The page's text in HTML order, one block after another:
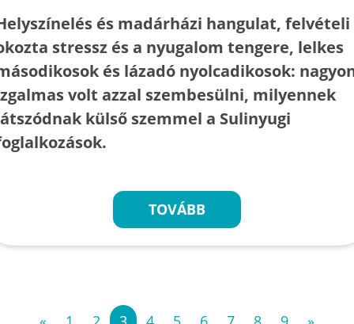
és madárházi hangulat, felvételi
stressz és a nyugalom tengere, lelkes
és lázadó nyolcadikosok:
volt azzal szembesülni, milyennek
külső szemmel a Sulinyugi
TOVÁBB
« 1 2 3 4 5 6 7 8 9 »